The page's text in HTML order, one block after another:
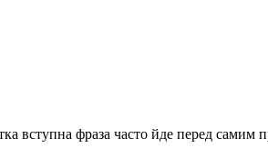
вступна фраза часто йде перед самим